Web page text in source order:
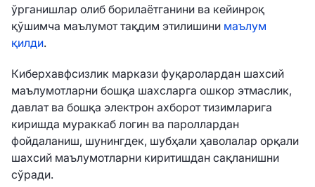
ўрганишлар олиб борилаётганини ва кейинроқ
қўшимча маълумот тақдим этилишини маълум
қилди.
Киберхавфсизлик маркази фуқаролардан шахсий
маълумотларни бошқа шахсларга ошкор этмаслик,
давлат ва бошқа электрон ахборот тизимларига
киришда мураккаб логин ва пароллардан
фойдаланиш, шунингдек, шубҳали ҳаволалар орқали
шахсий маълумотларни киритишдан сақланишни
сўради.